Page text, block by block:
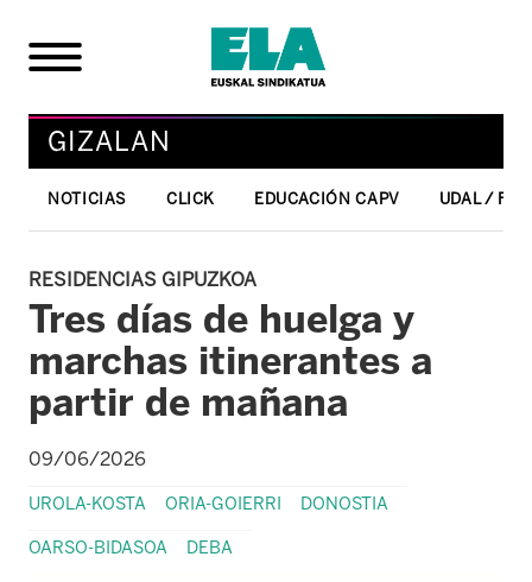
GIZALAN
NOTICIAS CLICK EDUCACIÓN CAPV UDAL /
RESIDENCIAS GIPUZKOA
Tres días de huelga y
marchas itinerantes a
partir de mañana
09/06/2026
UROLA-KOSTA ORIA-GOIERRI DONOSTIA
OARSO-BIDASOA DEBA